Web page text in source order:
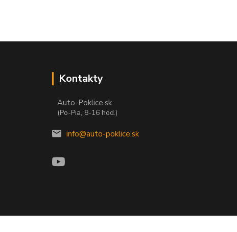
Kontakty
Auto-Poklice.sk
(Po-Pia, 8-16 hod.)
info@auto-poklice.sk